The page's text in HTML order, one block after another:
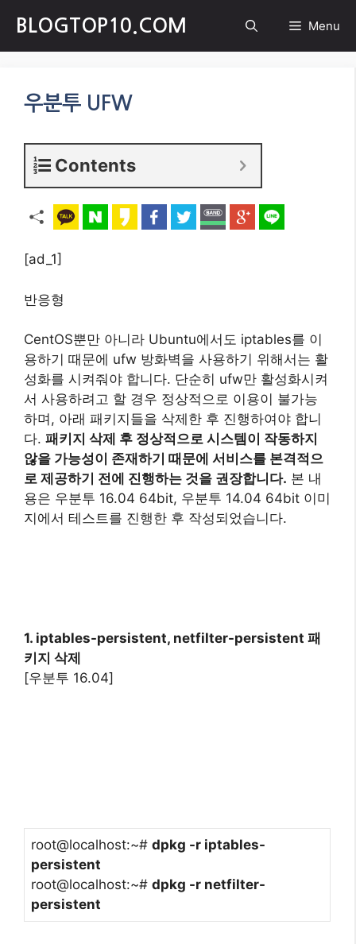
content
BLOGTOP10.COM Menu
우분투 UFW
Contents
[ad_1]
반응형
CentOS뿐만 아니라 Ubuntu에서도 iptables를 이
용하기 때문에 ufw 방화벽을 사용하기 위해서는 활
성화를 시켜줘야 합니다. 단순히 ufw만 활성화시켜
서 사용하려고 할 경우 정상적으로 이용이 불가능
하며, 아래 패키지들을 삭제한 후 진행하여야 합니
다. 패키지 삭제 후 정상적으로 시스템이 작동하지
않을 가능성이 존재하기 때문에 서비스를 본격적으
로 제공하기 전에 진행하는 것을 권장합니다. 본 내
용은 우분투 16.04 64bit, 우분투 14.04 64bit 이미
지에서 테스트를 진행한 후 작성되었습니다.
1. iptables-persistent, netfilter-persistent 패
키지 삭제
[우분투 16.04]
root@localhost:~# dpkg -r iptables-
persistent
root@localhost:~# dpkg -r netfilter-
persistent